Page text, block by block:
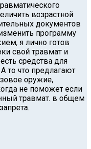
возрастной
документов
программу
я лично готов
свой травмат и
средства для
то что предлагают
оружие,
не поможет если
травмат. в общем